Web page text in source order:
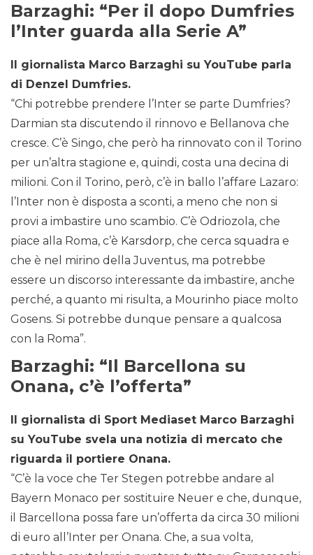
Barzaghi: “Per il dopo Dumfries
l’Inter guarda alla Serie A”
Il giornalista Marco Barzaghi su YouTube parla
di Denzel Dumfries.
“Chi potrebbe prendere l’Inter se parte Dumfries?
Darmian sta discutendo il rinnovo e Bellanova che
cresce. C’è Singo, che però ha rinnovato con il Torino
per un’altra stagione e, quindi, costa una decina di
milioni. Con il Torino, però, c’è in ballo l’affare Lazaro:
l’Inter non è disposta a sconti, a meno che non si
provi a imbastire uno scambio. C’è Odriozola, che
piace alla Roma, c’è Karsdorp, che cerca squadra e
che è nel mirino della Juventus, ma potrebbe
essere un discorso interessante da imbastire, anche
perché, a quanto mi risulta, a Mourinho piace molto
Gosens. Si potrebbe dunque pensare a qualcosa
con la Roma”.
Barzaghi: “Il Barcellona su
Onana, c’è l’offerta”
Il giornalista di Sport Mediaset Marco Barzaghi
su YouTube svela una notizia di mercato che
riguarda il portiere Onana.
“C’è la voce che Ter Stegen potrebbe andare al
Bayern Monaco per sostituire Neuer e che, dunque,
il Barcellona possa fare un’offerta da circa 30 milioni
di euro all’Inter per Onana. Che, a sua volta,